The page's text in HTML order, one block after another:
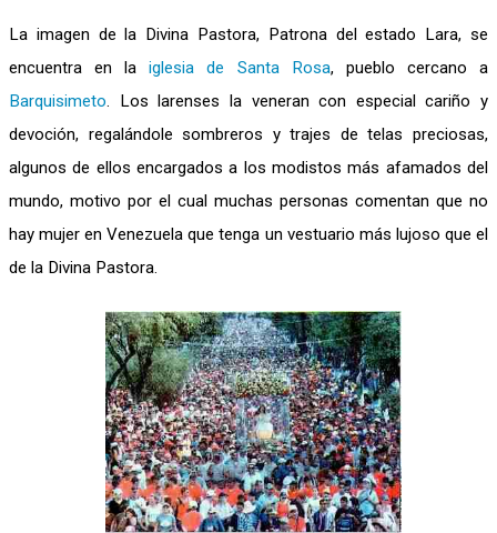
La imagen de la Divina Pastora, Patrona del estado Lara, se
encuentra en laiglesia de Santa Rosa, pueblo cercano a
Barquisimeto. Los larenses la veneran con especial cariño y
devoción, regalándole sombreros y trajes de telas preciosas,
algunos de ellos encargados a los modistos más afamados del
mundo, motivo por el cual muchas personas comentan que no
hay mujer en Venezuela que tenga un vestuario más lujoso que el
de la Divina Pastora.